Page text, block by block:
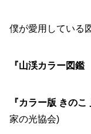
僕が愛用している
『山渓カラー図鑑
『カラー版 きのこ
家の光協会)